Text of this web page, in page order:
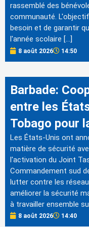
rassemblé des
communauté.
besoin et de garantir
l'année scolaire […]
8 août 2026 14:50
Barbade:
entre les
Tobago pour
Les États-Unis ont
matière de sécurité
l'activation du Joint
Commandement sud
lutter contre les
améliorer la sécurité
à travailler ensemble
8 août 2026 14:40